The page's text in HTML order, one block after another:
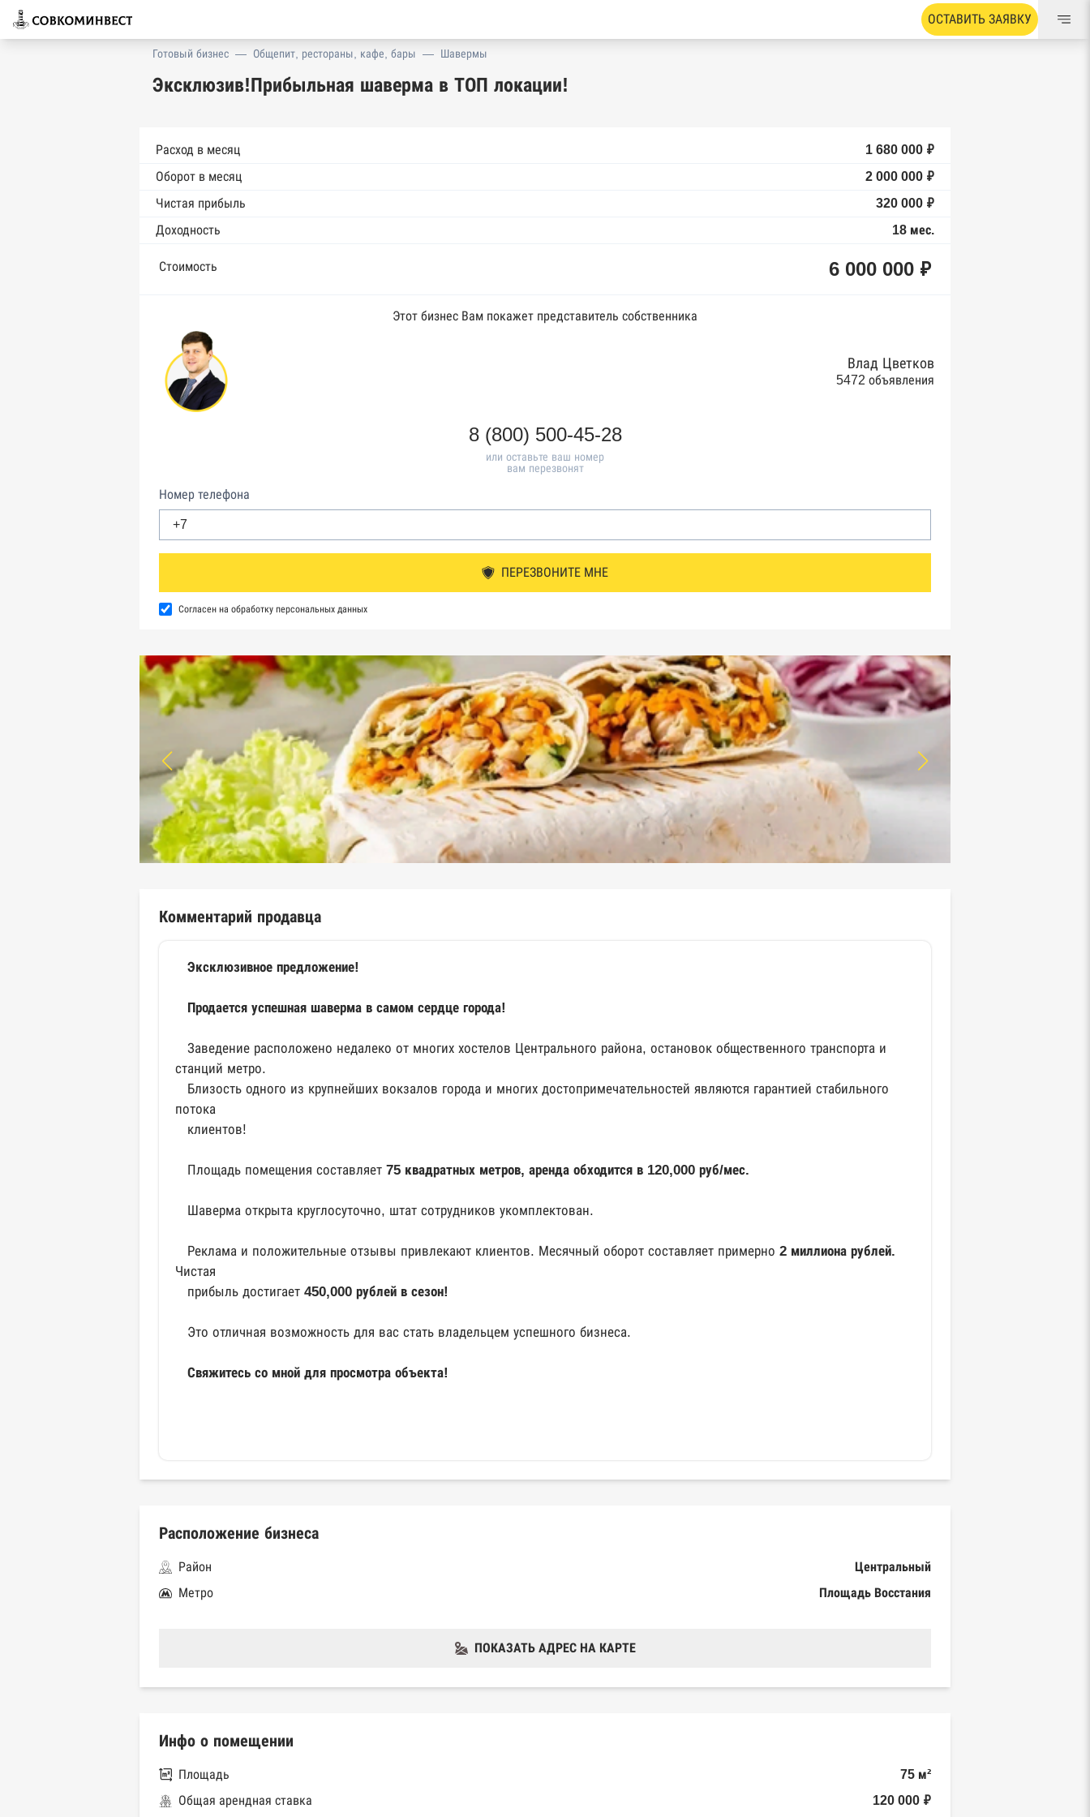
ОСТАВИТЬ ЗАЯВКУ
Готовый бизнес — Общепит, рестораны, кафе, бары — Шавермы
Эксклюзив!Прибыльная шаверма в ТОП локации!
Расход в месяц
1 680 000 ₽
Оборот в месяц
2 000 000 ₽
Чистая прибыль
320 000 ₽
Доходность
18 мес.
Стоимость 6 000 000 ₽
Этот бизнес Вам покажет представитель собственника
Влад Цветков
5472 объявления
8 (800) 500-45-28
или оставьте ваш номер
вам перезвонят
Номер телефона
ПЕРЕЗВОНИТЕ МНЕ
Согласен на обработку персональных данных
Комментарий продавца
Эксклюзивное предложение!
Продается успешная шаверма в самом сердце города!
Заведение расположено недалеко от многих хостелов Центрального района, остановок общественного транспорта и
станций метро.
Близость одного из крупнейших вокзалов города и многих достопримечательностей являются гарантией стабильного
потока
клиентов!
Площадь помещения составляет 75 квадратных метров, аренда обходится в 120,000 руб/мес.
Шаверма открыта круглосуточно, штат сотрудников укомплектован.
Реклама и положительные отзывы привлекают клиентов. Месячный оборот составляет примерно 2 миллиона рублей.
Чистая
прибыль достигает 450,000 рублей в сезон!
Это отличная возможность для вас стать владельцем успешного бизнеса.
Свяжитесь со мной для просмотра объекта!
Расположение бизнеса
Район
Центральный
Метро
Площадь Восстания
ПОКАЗАТЬ АДРЕС НА КАРТЕ
Инфо о помещении
Площадь
75 м²
Общая арендная ставка
120 000 ₽